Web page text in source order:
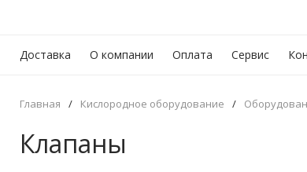
Доставка О компании Оплата Сервис
Главная / Кислородное оборудование /
Клапаны